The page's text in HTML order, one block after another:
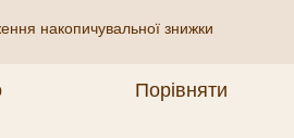
накопичувальної знижки
Порівняти